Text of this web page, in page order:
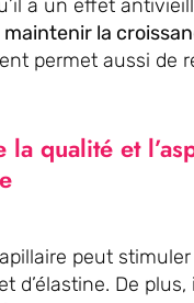
a un effet
maintenir la
permet aussi de
la qualité et
peut
d’élastine. De